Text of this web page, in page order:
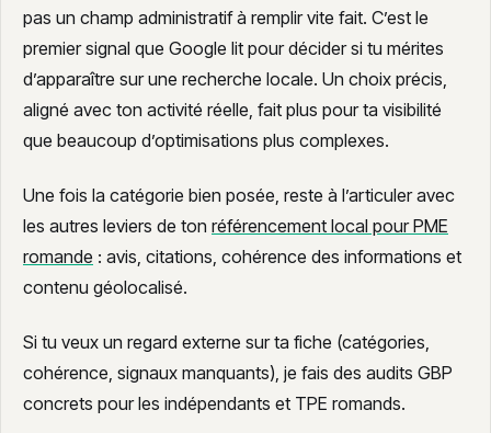
pas un champ administratif à remplir vite fait. C’est le
premier signal que Google lit pour décider si tu mérites
d’apparaître sur une recherche locale. Un choix précis,
aligné avec ton activité réelle, fait plus pour ta visibilité
que beaucoup d’optimisations plus complexes.
Une fois la catégorie bien posée, reste à l’articuler avec
les autres leviers de ton référencement local pour PME
romande : avis, citations, cohérence des informations et
contenu géolocalisé.
Si tu veux un regard externe sur ta fiche (catégories,
cohérence, signaux manquants), je fais des audits GBP
concrets pour les indépendants et TPE romands.